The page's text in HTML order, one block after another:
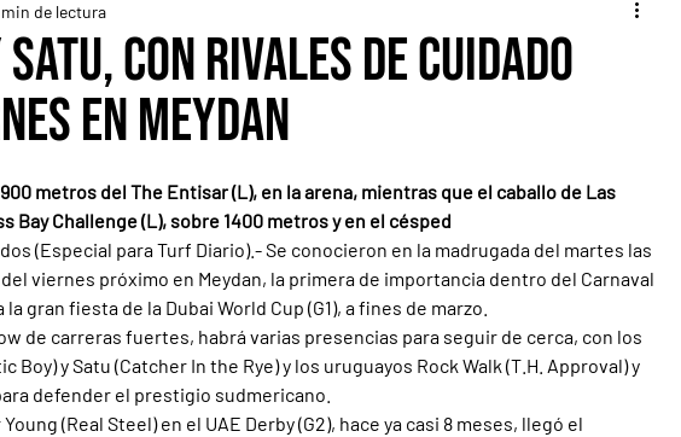
con rivales de cuidado
en Meydan
de lectura
metros del The Entisar (L), en la arena, mientras que el caballo de Las
Bay Challenge (L), sobre 1400 metros y en el césped
(Especial para Turf Diario).- Se conocieron en la madrugada del martes las
viernes próximo en Meydan, la primera de importancia dentro del Carnaval
gran fiesta de la Dubai World Cup (G1), a fines de marzo.
de carreras fuertes, habrá varias presencias para seguir de cerca, con los
Boy) y Satu (Catcher In the Rye) y los uruguayos Rock Walk (T.H. Approval) y
defender el prestigio sudmericano.
(Real Steel) en el UAE Derby (G2), hace ya casi 8 meses, llegó el